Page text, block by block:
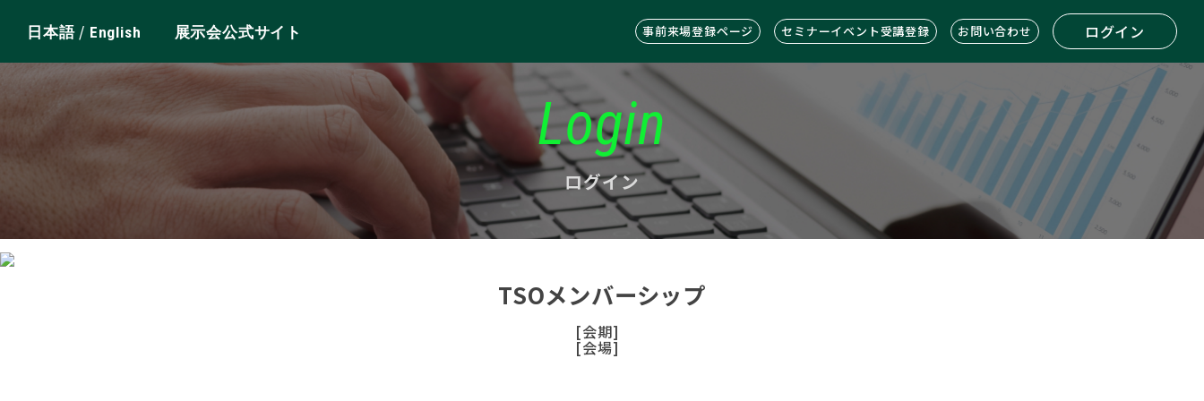
日本語/ English 展示会公式サイト 事前来場登録ページ セミナーイベント受講登録 お問い合わせ ログイン
Login
ログイン
TSOメンバーシップ
[会期]
[会場]